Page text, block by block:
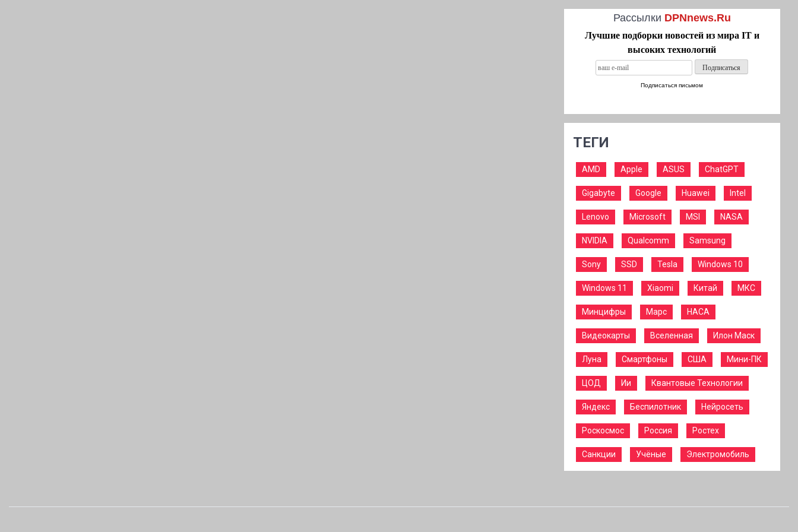
Рассылки DPNnews.Ru
Лучшие подборки новостей из мира IT и
высоких технологий
Подписаться письмом
ТЕГИ
AMD Apple ASUS ChatGPT
Gigabyte Google Huawei Intel
Lenovo Microsoft MSI NASA
NVIDIA Qualcomm Samsung
Sony SSD Tesla Windows 10
Windows 11 Xiaomi Китай МКС
Минцифры Марс НАСА
Видеокарты Вселенная Илон Маск
Луна Смартфоны США Мини-ПК
ЦОД Ии Квантовые Технологии
Яндекс Беспилотник Нейросеть
Роскосмос Россия Ростех
Санкции Учёные Электромобиль